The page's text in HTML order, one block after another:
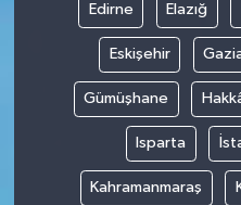
Edirne Elazığ
Eskişehir
Gümüşhane
Isparta
Kahramanmaraş